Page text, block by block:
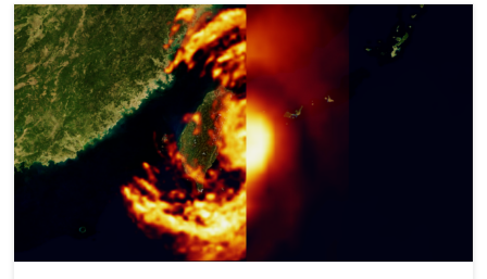
생성형 AI가 NVIDIA Earth-2를 통해 기후 과학 기술을 강화하는